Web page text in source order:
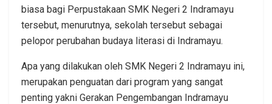
biasa bagi Perpustakaan SMK Negeri 2 Indramayu
tersebut, menurutnya, sekolah tersebut sebagai
pelopor perubahan budaya literasi di Indramayu.
Apa yang dilakukan oleh SMK Negeri 2 Indramayu ini,
merupakan penguatan dari program yang sangat
penting yakni Gerakan Pengembangan Indramayu